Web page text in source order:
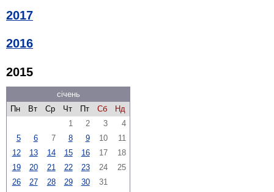
2017
2016
2015
січень
Пн
Вт Ср Чт Пт Сб
Нд
1
2 3
4
5
6 7 8 9 10
11
12
13 14 15 16 17
18
19
20 21 22 23 24
25
26
27 28 29 30 31